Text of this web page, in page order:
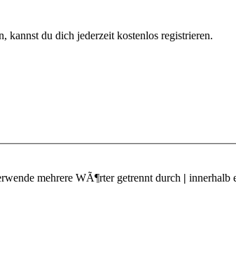
kannst du dich jederzeit kostenlos registrieren.
mehrere WÃ¶rter getrennt durch | innerhalb